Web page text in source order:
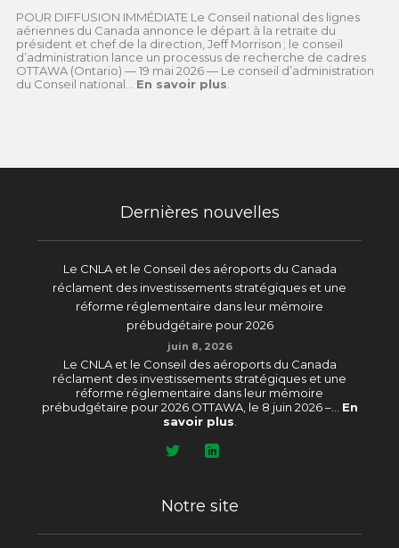
POUR DIFFUSION IMMÉDIATE Le Conseil national des lignes
aériennes du Canada annonce le départ à la retraite du
président et chef de la direction, Jeff Morrison ; le conseil
d’administration lance un processus de recherche de cadres
OTTAWA (Ontario) — 19 mai 2026 — Le conseil d’administration
du Conseil national... En savoir plus
Dernières nouvelles
Le CNLA et le Conseil des aéroports du Canada
réclament des investissements stratégiques et une
réforme réglementaire dans leur mémoire
prébudgétaire pour 2026
juin 8, 2026
Le CNLA et le Conseil des aéroports du Canada
réclament des investissements stratégiques et une
réforme réglementaire dans leur mémoire
prébudgétaire pour 2026 OTTAWA, le 8 juin 2026 –... En
savoir plus
Notre site